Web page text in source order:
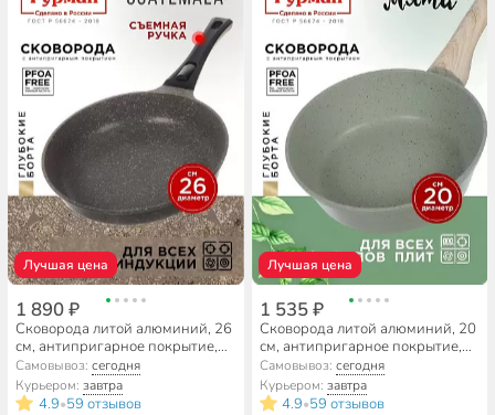
Лучшая цена
1 890 ₽
Сковорода литой алюминий, 26
см, антипригарное покрытие,
Гурман, Guatemala, коричневая,
съемная ручка, ГМ2601 ГВ
Самовывоз:сегодня
Курьером:завтра
4.9•59 отзывов
Лучшая цена
1 535 ₽
Сковорода литой алюминий, 20
см, антипригарное покрытие,
Гурман, Мята, индукция,
ГМ2001МЛ
Самовывоз: сегодня
Курьером: завтра
4.9•59 отзывов